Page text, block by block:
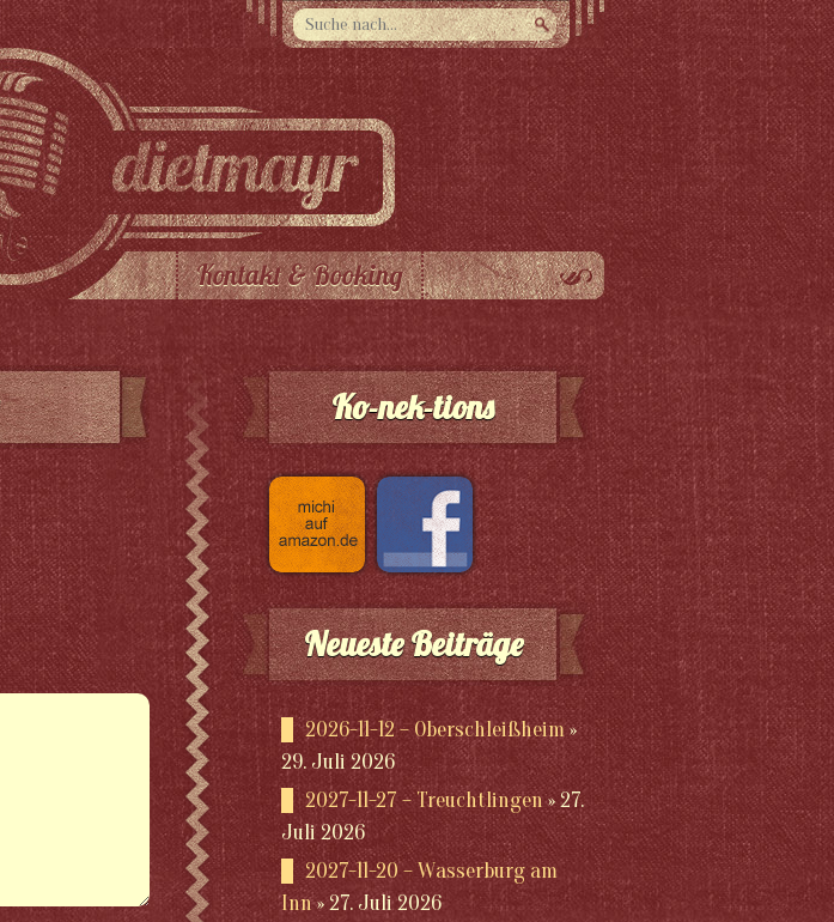
Kontakt & Booking
Ko-nek-tions
Neueste Beiträge
2026-11-12 – Oberschleißheim
29. Juli 2026
2027-11-27 – Treuchtlingen
27.
Juli 2026
2027-11-20 – Wasserburg am
Inn
27. Juli 2026